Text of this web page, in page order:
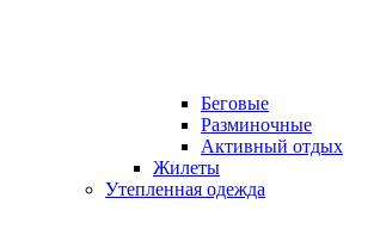
Беговые
Разминочные
Активный отдых
Жилеты
Утепленная одежда